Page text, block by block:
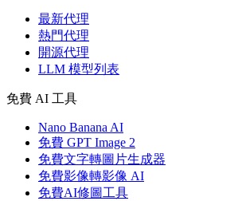
最新代理
熱門代理
開源代理
LLM 模型列表
免費 AI 工具
Nano Banana AI
免費 GPT Image 2
免費文字轉圖片生成器
免費影像轉影像 AI
免費AI修圖工具